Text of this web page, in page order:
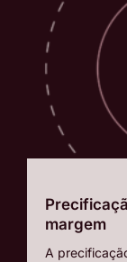
margem
A